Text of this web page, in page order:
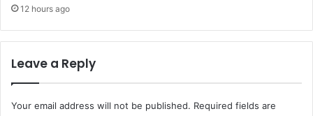
12 hours ago
Leave a Reply
Your email address will not be published. Required fields are